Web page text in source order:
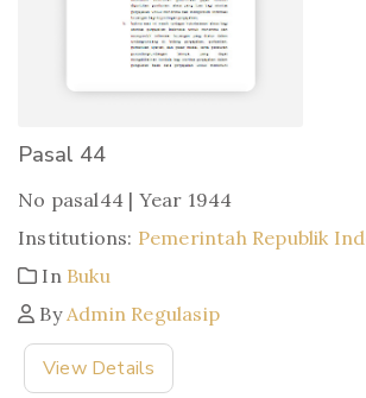
Pasal 44
No pasal44 | Year 1944
Institutions: Pemerintah Republik
In Buku
ByAdmin Regulasip
View Details